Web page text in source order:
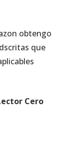
obtengo
que
Cero